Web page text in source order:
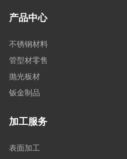
产品中心
不锈钢材料
管型材零售
抛光板材
钣金制品
加工服务
表面加工